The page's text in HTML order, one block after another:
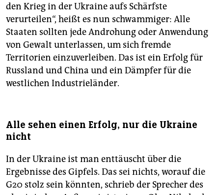
den Krieg in der Ukraine aufs Schärfste
verurteilen“, heißt es nun schwammiger: Alle
Staaten sollten jede Androhung oder Anwendung
von Gewalt unterlassen, um sich fremde
Territorien einzuverleiben. Das ist ein Erfolg für
Russland und China und ein Dämpfer für die
westlichen Industrieländer.
Alle sehen einen Erfolg, nur die Ukraine
nicht
In der Ukraine ist man enttäuscht über die
Ergebnisse des Gipfels. Das sei nichts, worauf die
G20 stolz sein könnten, schrieb der Sprecher des